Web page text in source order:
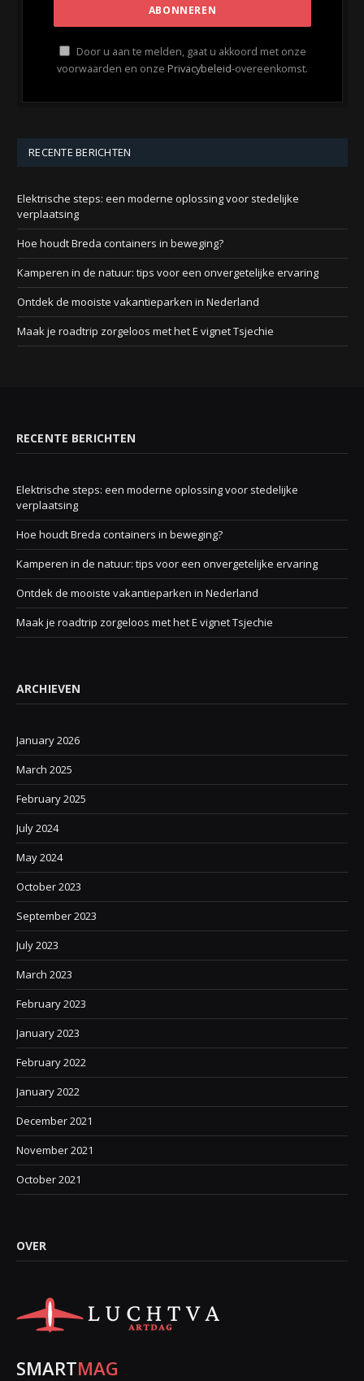
Door u aan te melden, gaat u akkoord met onze
voorwaarden en onze Privacybeleid-overeenkomst.
RECENTE BERICHTEN
Elektrische steps: een moderne oplossing voor stedelijke
verplaatsing
Hoe houdt Breda containers in beweging?
Kamperen in de natuur: tips voor een onvergetelijke ervaring
Ontdek de mooiste vakantieparken in Nederland
Maak je roadtrip zorgeloos met het E vignet Tsjechie
RECENTE BERICHTEN
Elektrische steps: een moderne oplossing voor stedelijke
verplaatsing
Hoe houdt Breda containers in beweging?
Kamperen in de natuur: tips voor een onvergetelijke ervaring
Ontdek de mooiste vakantieparken in Nederland
Maak je roadtrip zorgeloos met het E vignet Tsjechie
ARCHIEVEN
January 2026
March 2025
February 2025
July 2024
May 2024
October 2023
September 2023
July 2023
March 2023
February 2023
January 2023
February 2022
January 2022
December 2021
November 2021
October 2021
OVER
SMARTMAG